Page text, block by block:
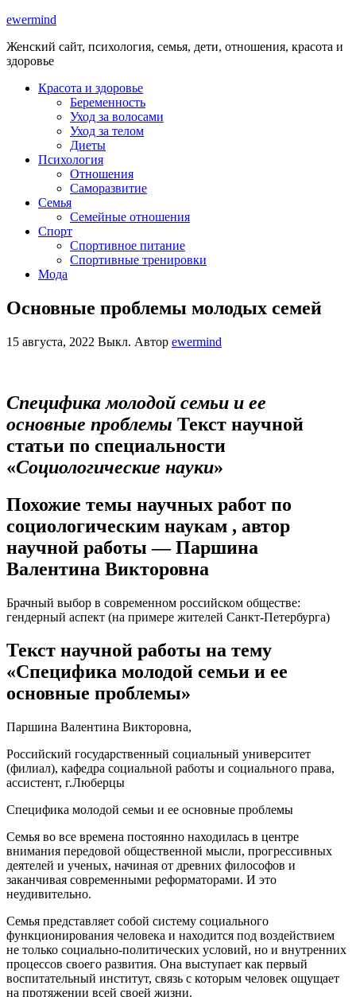
ewermind
Женский сайт, психология, семья, дети, отношения, красота и
здоровье
Красота и здоровье
Беременность
Уход за волосами
Уход за телом
Диеты
Психология
Отношения
Саморазвитие
Семья
Семейные отношения
Спорт
Спортивное питание
Спортивные тренировки
Мода
Основные проблемы молодых семей
15 августа, 2022 Выкл. Автор ewermind
Специфика молодой семьи и ее
основные проблемы Текст научной
статьи по специальности
«Социологические науки»
Похожие темы научных работ по
социологическим наукам , автор
научной работы — Паршина
Валентина Викторовна
Брачный выбор в современном российском обществе:
гендерный аспект (на примере жителей Санкт-Петербурга)
Текст научной работы на тему
«Специфика молодой семьи и ее
основные проблемы»
Паршина Валентина Викторовна,
Российский государственный социальный университет
(филиал), кафедра социальной работы и социального права,
ассистент, г.Люберцы
Специфика молодой семьи и ее основные проблемы
Семья во все времена постоянно находилась в центре
внимания передовой общественной мысли, прогрессивных
деятелей и ученых, начиная от древних философов и
заканчивая современными реформаторами. И это
неудивительно.
Семья представляет собой систему социального
функционирования человека и находится под воздействием
не только социально-политических условий, но и внутренних
процессов своего развития. Она выступает как первый
воспитательный институт, связь с которым человек ощущает
на протяжении всей своей жизни.